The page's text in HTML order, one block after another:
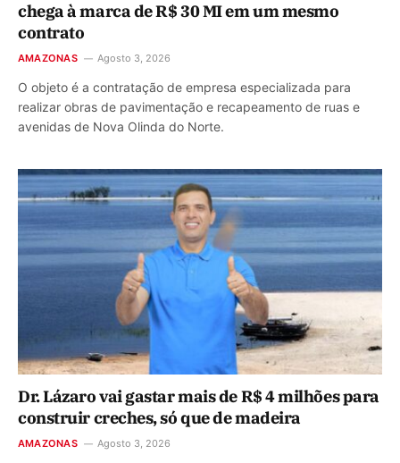
chega à marca de R$ 30 MI em um mesmo
contrato
AMAZONAS Agosto 3, 2026
O objeto é a contratação de empresa especializada para
realizar obras de pavimentação e recapeamento de ruas e
avenidas de Nova Olinda do Norte.
Dr. Lázaro vai gastar mais de R$ 4 milhões para
construir creches, só que de madeira
AMAZONAS Agosto 3, 2026